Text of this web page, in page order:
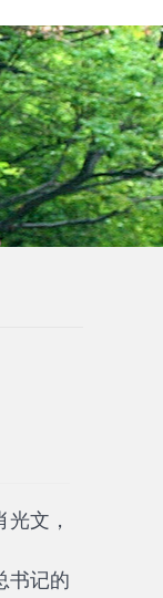
文，
书记的